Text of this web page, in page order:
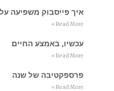
איך פייסבוק משפיעה
Read More »
עכשיו, באמצע החיים
Read More »
פרספקטיבה של שנה
Read More »